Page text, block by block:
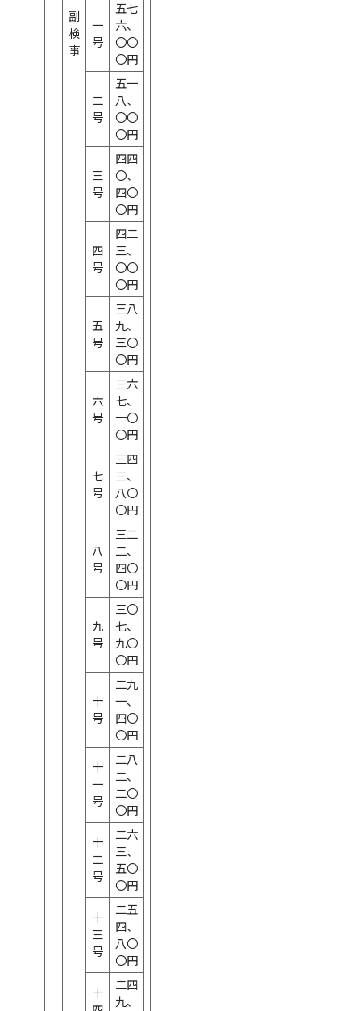
副
検
事
一
号
五七
六、
〇〇
〇円
二
号
五一
八、
〇〇
〇円
三
号
四四
〇、
四〇
〇円
四
号
四二
三、
〇〇
〇円
五
号
三八
九、
三〇
〇円
六
号
三六
七、
一〇
〇円
七
号
三四
三、
八〇
〇円
八
号
三二
二、
四〇
〇円
九
号
三〇
七、
九〇
〇円
十
号
二九
一、
四〇
〇円
十
一
号
二八
二、
二〇
〇円
十
二
号
二六
三、
五〇
〇円
十
三
号
二五
四、
八〇
〇円
十
二四
九、